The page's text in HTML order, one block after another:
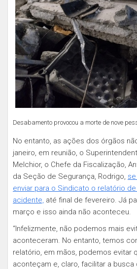
Desabamento provocou a morte de nove
No entanto, as ações dos órgãos
janeiro, em reunião, o
Melchior, o Chefe da Fiscalização,
da Seção de Segurança, Rodrigo,
enviar para o Sindicato o relatório
acidente, até final de fevereiro. Já
março e isso ainda não aconteceu.
“Infelizmente, não podemos mais
aconteceram. No entanto, temos
relatório, em mãos, podemos evitar
aconteçam e, claro, facilitar a busca